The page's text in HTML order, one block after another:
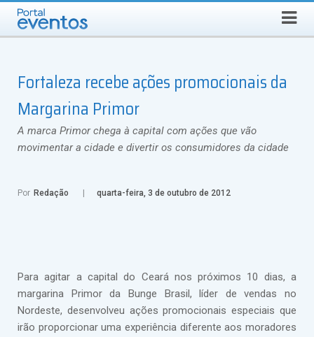
SEXTA-FEIRA, 7 DE AGOSTO DE 2026 Busca
Fortaleza recebe ações promocionais da
Margarina Primor
A marca Primor chega à capital com ações que vão
movimentar a cidade e divertir os consumidores da cidade
Por Redação quarta-feira, 3 de outubro de 2012
Para agitar a capital do Ceará nos próximos 10 dias, a
margarina Primor da Bunge Brasil, líder de vendas no
Nordeste, desenvolveu ações promocionais especiais que
irão proporcionar uma experiência diferente aos moradores